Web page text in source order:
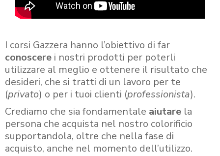
I corsi Gazzera hanno l’obiettivo di far
conoscere i nostri prodotti per poterli
utilizzare al meglio e ottenere il risultato che
desideri, che si tratti di un lavoro per te
(privato) o per i tuoi clienti (professionista).
Crediamo che sia fondamentale aiutare la
persona che acquista nel nostro colorificio
supportandola, oltre che nella fase di
acquisto, anche nel momento dell’utilizzo.